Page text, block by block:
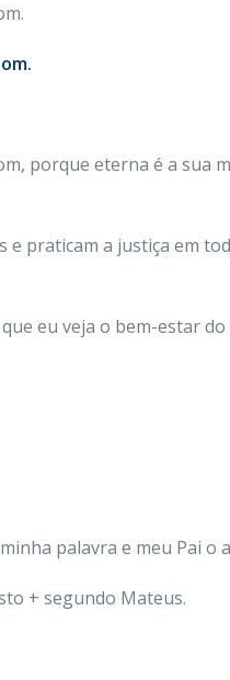
porque eterna é a sua
e praticam a justiça em
eu veja o bem-estar
palavra e meu Pai o
+ segundo Mateus.